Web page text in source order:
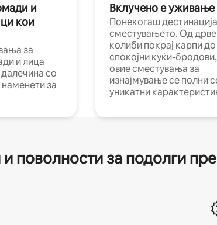
и
кои
за
и лица
со
за
Вклучено е уживање
Понекогаш
сместувањето. Од
колиби покрај карпи до
спокојни куќи-бродови,
овие сместувања за
изнајмување се полни
уникатни
поволности за подолги